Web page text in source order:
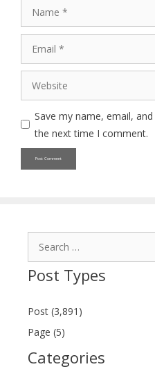
Website
Save my name, email,
the next time I comment.
Post Types
Post (3,891)
Page (5)
Categories